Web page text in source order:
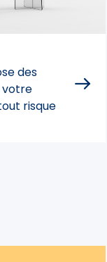
des
votre
risque